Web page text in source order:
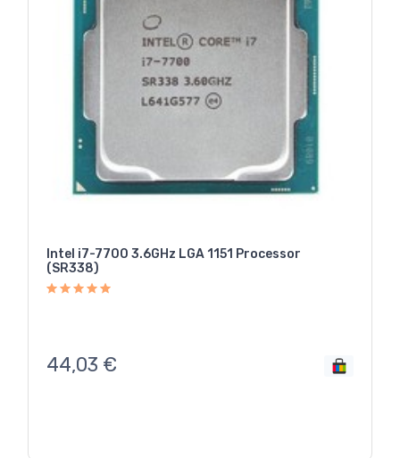
Intel i7-7700 3.6GHz LGA 1151 Processor
(SR338)
44,03 €